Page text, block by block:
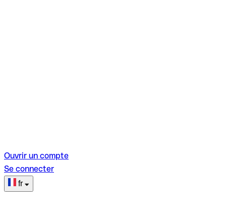
Ouvrir un compte
Se connecter
fr